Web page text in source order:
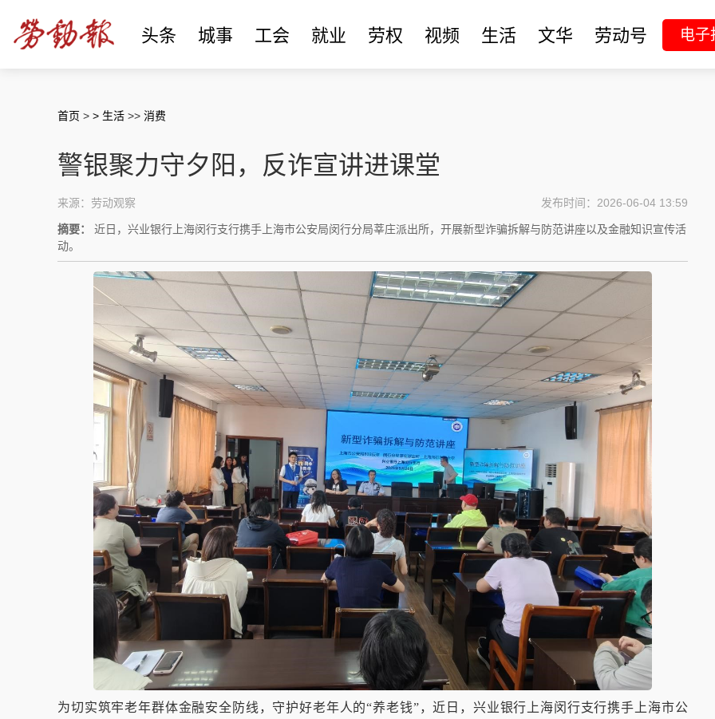
头条 城事 工会 就业 劳权 视频 生活 文华 劳动号 电子
首页 > > 生活 >> 消费
警银聚力守夕阳，反诈宣讲进课堂
来源：劳动观察 发布时间：2026-06-04 13:59
摘要：
近日，兴业银行上海闵行支行携手上海市公安局闵行分局莘庄派出所，开展新型诈骗拆解与防范讲座以及金融知识宣传活
动。
为切实筑牢老年群体金融安全防线，守护好老年人的“养老钱”，近日，兴业银行上海闵行支行携手上海市公